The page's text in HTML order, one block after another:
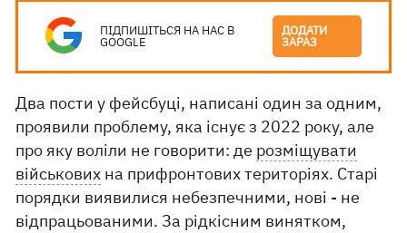
ПІДПИШІТЬСЯ НА НАС В
GOOGLE
ДОДАТИ
ЗАРАЗ
Два пости у фейсбуці, написані один за одним,
проявили проблему, яка існує з 2022 року, але
про яку воліли не говорити: де розміщувати
військових на прифронтових територіях. Старі
порядки виявилися небезпечними, нові - не
відпрацьованими. За рідкісним винятком,